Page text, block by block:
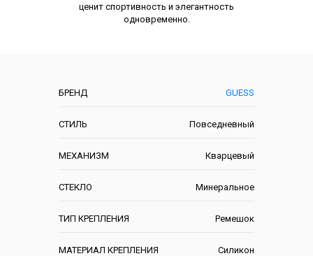
БРЕНД GUESS
СТИЛЬ Повседневный
МЕХАНИЗМ Кварцевый
СТЕКЛО Минеральное
ТИП КРЕПЛЕНИЯ Ремешок
МАТЕРИАЛ КРЕПЛЕНИЯ Силикон
ценит спортивность и элегантность
одновременно.